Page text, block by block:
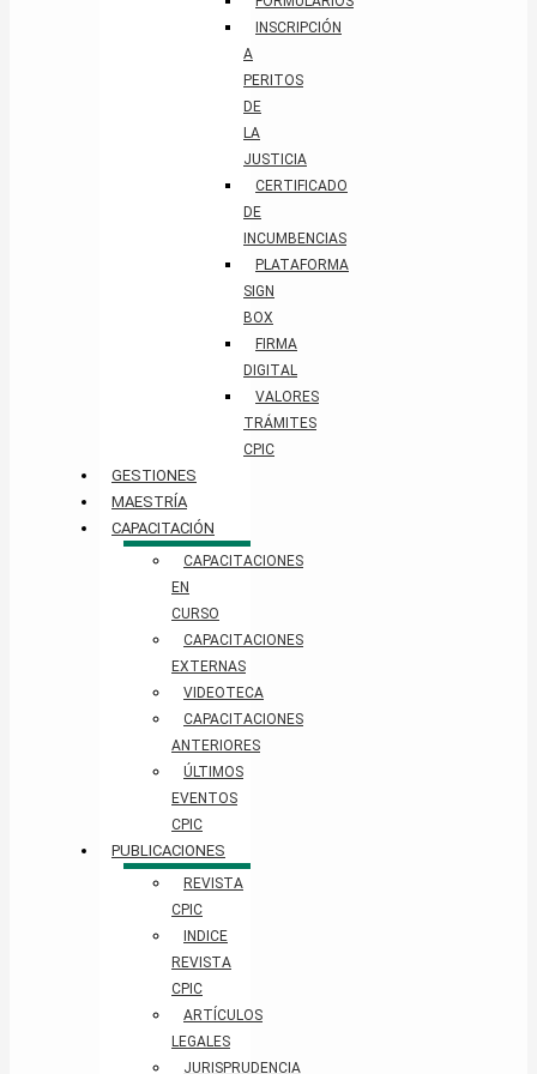
INSCRIPCIÓN
A
PERITOS
DE
LA
JUSTICIA
CERTIFICADO
DE
INCUMBENCIAS
PLATAFORMA
SIGN
BOX
FIRMA
DIGITAL
VALORES
TRÁMITES
CPIC
GESTIONES
MAESTRÍA
CAPACITACIÓN
CAPACITACIONES
EN
CURSO
CAPACITACIONES
EXTERNAS
VIDEOTECA
CAPACITACIONES
ANTERIORES
ÚLTIMOS
EVENTOS
CPIC
PUBLICACIONES
REVISTA
CPIC
INDICE
REVISTA
CPIC
ARTÍCULOS
LEGALES
JURISPRUDENCIA